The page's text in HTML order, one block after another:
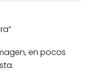
en pocos